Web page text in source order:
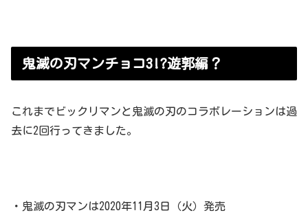
鬼滅の刃マンチョコ3!?遊郭編？
これまでビックリマンと鬼滅の刃のコラボレーションは過
去に2回行ってきました。
・鬼滅の刃マンは2020年11月3日（火）発売